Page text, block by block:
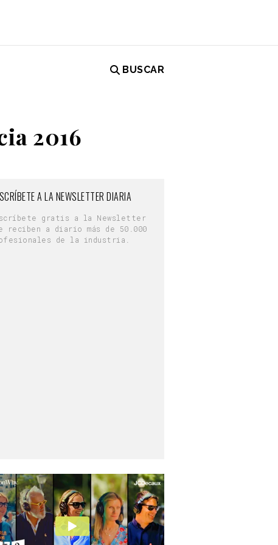
BUSCAR
2016
A LA NEWSLETTER DIARIA
gratis a la Newsletter
reciben a diario más de 50.000
de la industria.